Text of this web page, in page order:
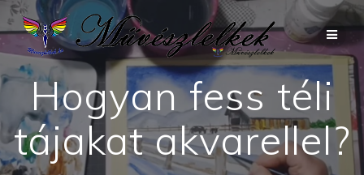
content
Hogyan fess téli
tájakat akvarellel?